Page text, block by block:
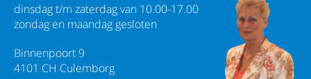
dinsdag t/m zaterdag van 10.00-17.00
zondag en maandag gesloten
Binnenpoort 9
4101 CH Culemborg